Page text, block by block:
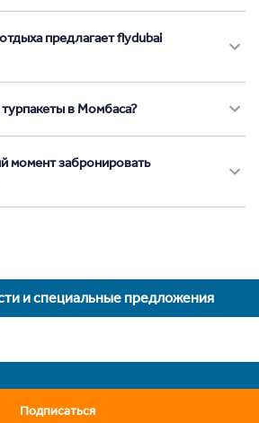
предлагает flydubai
в Момбаса?
момент забронировать
и специальные предложения
Подписаться